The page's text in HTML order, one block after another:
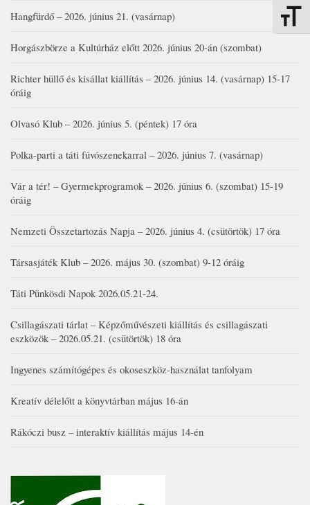
Hangfürdő – 2026. június 21. (vasárnap)
Horgászbörze a Kultúrház előtt 2026. június 20-án (szombat)
Richter hüllő és kisállat kiállítás – 2026. június 14. (vasárnap) 15-17
óráig
Olvasó Klub – 2026. június 5. (péntek) 17 óra
Polka-parti a táti fúvószenekarral – 2026. június 7. (vasárnap)
Vár a tér! – Gyermekprogramok – 2026. június 6. (szombat) 15-19
óráig
Nemzeti Összetartozás Napja – 2026. június 4. (csütörtök) 17 óra
Társasjáték Klub – 2026. május 30. (szombat) 9-12 óráig
Táti Pünkösdi Napok 2026.05.21-24.
Csillagászati tárlat – Képzőművészeti kiállítás és csillagászati
eszközök – 2026.05.21. (csütörtök) 18 óra
Ingyenes számítógépes és okoseszköz-használat tanfolyam
Kreatív délelőtt a könyvtárban május 16-án
Rákóczi busz – interaktív kiállítás május 14-én